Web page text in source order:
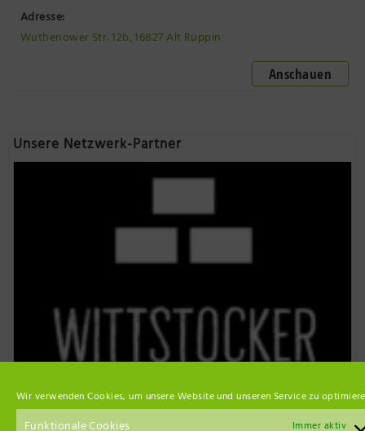
Wir verwenden Cookies, um unsere Website und unseren Service zu
Immer aktiv
Adresse:
Wuthenower Str. 12b, 16827 Alt Ruppin
Anschauen
Unsere Netzwerk-Partner